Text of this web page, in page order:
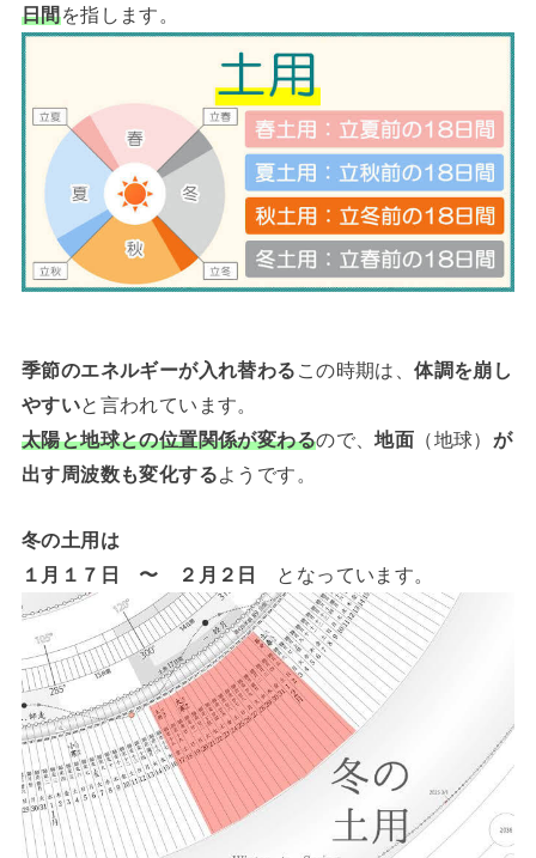
日間を指します。
季節のエネルギーが入れ替わる この時期は、体調を崩し
やすいと言われています。
太陽と地球との位置関係が変わるので、地面 （地球） が
出す周波数も変化するようです。
冬の土用は
１ 月１７日 〜 ２月２日 となっています。